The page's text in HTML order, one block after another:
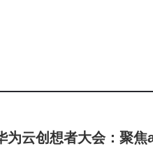
为云创想者大会：聚